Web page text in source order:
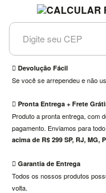
Direito
Economia
Educação
Ensino
Línguas
Esportes
E Lazer
Devolução Fácil
Se você se arrependeu e não
Pronta Entrega + Frete
Produto a pronta entrega, com
pagamento. Enviamos para
acima de R$ 299 SP, RJ, MG,
Garantia de Entrega
Todos os nossos produtos
volta.